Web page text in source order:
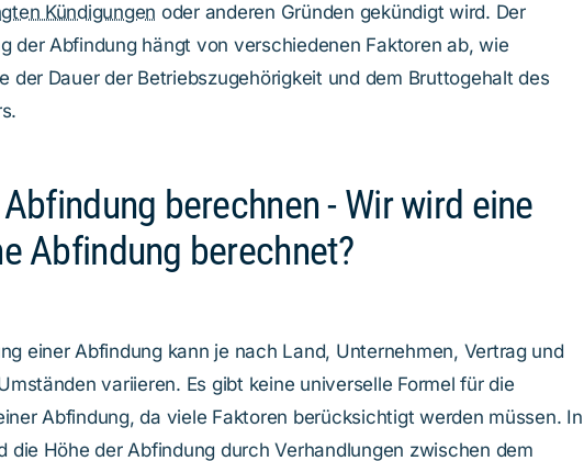
Kündigungen oder anderen Gründen gekündigt wird. Der
der Abfindung hängt von verschiedenen Faktoren ab, wie
der Dauer der Betriebszugehörigkeit und dem Bruttogehalt des
berechnen - Wir wird eine
Abfindung berechnet?
einer Abfindung kann je nach Land, Unternehmen, Vertrag und
variieren. Es gibt keine universelle Formel für die
Abfindung, da viele Faktoren berücksichtigt werden müssen. In
die Höhe der Abfindung durch Verhandlungen zwischen dem